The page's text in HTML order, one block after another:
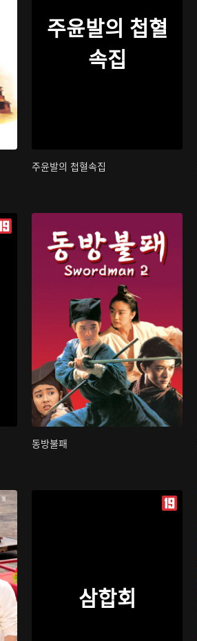
주윤발의 첩혈
속집
주윤발의 첩혈속집
동방불패
삼합회